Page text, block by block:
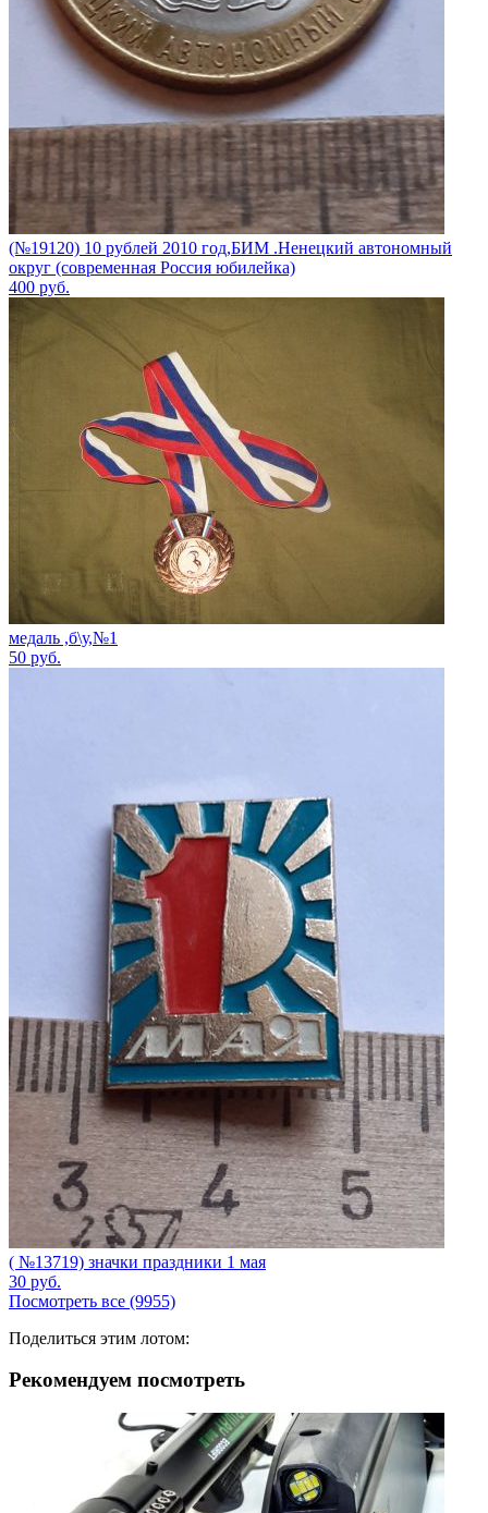
(№19120) 10 рублей 2010 год,БИМ .Ненецкий автономный
округ (современная Россия юбилейка)
400 руб.
медаль ,б\у,№1
50 руб.
( №13719) значки праздники 1 мая
30 руб.
Посмотреть все (9955)
Поделиться этим лотом:
Рекомендуем посмотреть